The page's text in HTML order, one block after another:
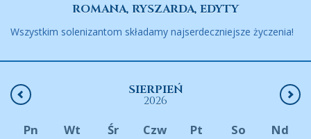
ROMANA, RYSZARDA, EDYTY
Wszystkim solenizantom składamy najserdeczniejsze życzenia!
SIERPIEŃ
2026
Pn Wt Śr Czw Pt So Nd